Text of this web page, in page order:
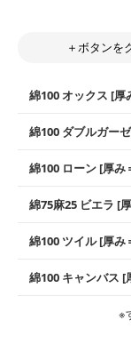
＋ボタンを
綿100 オックス [厚
使いやすさNo.1！
高さがオックス生
般にお使いいただ
※レッスンバッグ、
・布団カバーなど
綿100 ダブルガー
柔らかくふんわり
チなど直接肌に触
す。
・スタイ、おくる
・ブラウス、チュ
・パジャマなどの寝
綿100 ローン [厚み
上質で薄手の平織
良さが魅力。透け
・ブラウス、シャ
綿75麻25 ビエラ [
コットン75％リネ
りもふんわりとし
綿100 ツイル [厚み
綾織りの生地で
らかいのが特徴で
綿100 キャンバス [
※